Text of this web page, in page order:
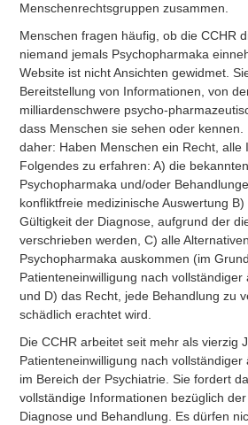
Menschenrechtsgruppen zusammen.
Menschen fragen häufig, ob die CCHR
niemand jemals Psychopharmaka
Website ist nicht Ansichten gewidmet.
Bereitstellung von Informationen, von
milliardenschwere psycho-
dass Menschen sie sehen oder
daher: Haben Menschen ein Recht, alle
Folgendes zu erfahren: A) die
Psychopharmaka und/oder
konfliktfreie medizinische Auswertung
Gültigkeit der Diagnose, aufgrund der
verschrieben werden, C) alle
Psychopharmaka auskommen (im
Patienteneinwilligung nach vollständiger
und D) das Recht, jede Behandlung zu
schädlich erachtet wird.
Die CCHR arbeitet seit mehr als vierzig
Patienteneinwilligung nach vollständiger
im Bereich der Psychiatrie. Sie fordert
vollständige Informationen bezüglich
Diagnose und Behandlung. Es dürfen